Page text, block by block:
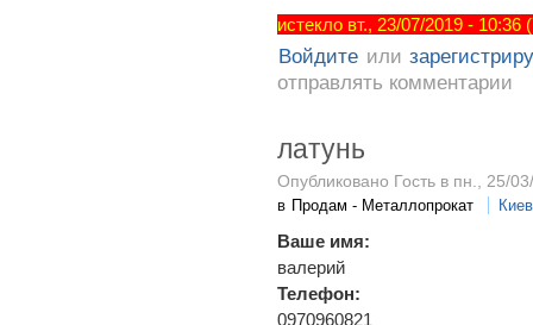
истекло вт., 23/07/2019 -
Войдите или
отправлять комментарии
латунь
Опубликовано Гость в пн., 25/
в Продам - Металлопрокат Киев
Ваше имя:
валерий
Телефон:
0970960821